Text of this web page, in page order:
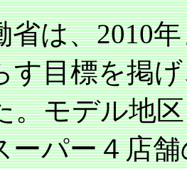
は、2010
す目標を掲
。モデル地
ーパー４店